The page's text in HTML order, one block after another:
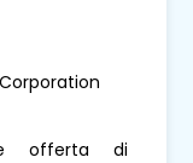
e offerta di